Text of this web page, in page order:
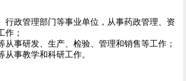
行政管理部门等事业单位，从事药政管理、资
作；
从事研发、生产、检验、管理和销售等工作；
事教学和科研工作。